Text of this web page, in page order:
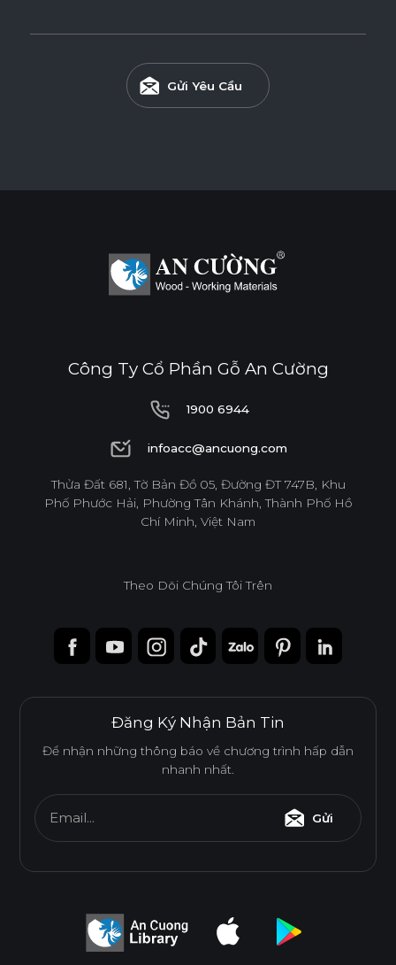
Gửi Yêu Cầu
Công Ty Cổ Phần Gỗ An Cường
1900 6944
1900 6944
infoacc@ancuong.com
infoacc@ancuong.com
Thửa Đất 681, Tờ Bản Đồ 05, Đường ĐT 747B, Khu
Phố Phước Hải, Phường Tân Khánh, Thành Phố Hồ
Chí Minh, Việt Nam
Theo Dõi Chúng Tôi Trên
Đăng Ký Nhận Bản Tin
Để nhận những thông báo về chương trình hấp dẫn
nhanh nhất.
Email... Gửi